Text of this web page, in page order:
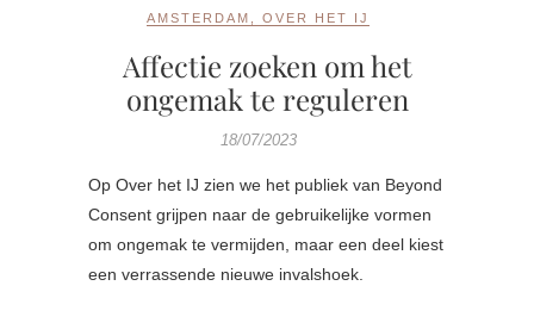
AMSTERDAM OVER HET IJ
Affectie zoeken om het
ongemak te reguleren
18/07/2023
Op Over het IJ zien we het publiek van Beyond
Consent grijpen naar de gebruikelijke vormen
om ongemak te vermijden, maar een deel kiest
een verrassende nieuwe invalshoek.